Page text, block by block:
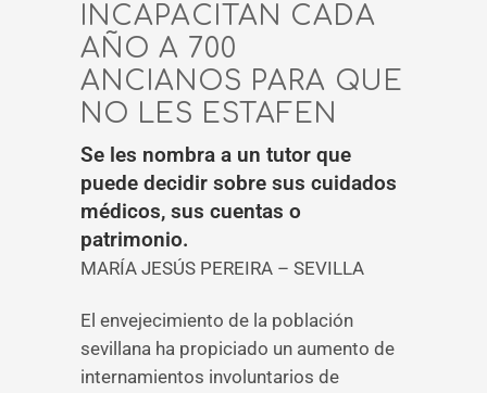
INCAPACITAN CADA
AÑO A 700
ANCIANOS PARA QUE
NO LES ESTAFEN
Se les nombra a un tutor que
puede decidir sobre sus cuidados
médicos, sus cuentas o
patrimonio.
MARÍA JESÚS PEREIRA – SEVILLA
El envejecimiento de la población
sevillana ha propiciado un aumento de
internamientos involuntarios de